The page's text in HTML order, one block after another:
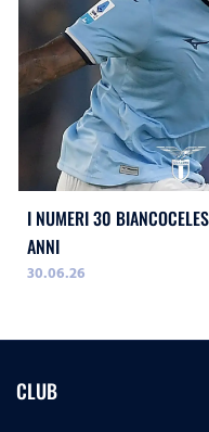
I NUMERI 30
ANNI
30.06.26
CLUB